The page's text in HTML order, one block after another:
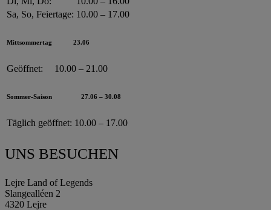
Sa, So, Feiertage: 10.00 – 17.00
Mittsommertag 23.06
Geöffnet: 10.00 – 21.00
Sommer-Saison 27.06 – 30.08
Täglich geöffnet: 10.00 – 17.00
UNS BESUCHEN
Lejre Land of Legends
Slangealléen 2
4320 Lejre